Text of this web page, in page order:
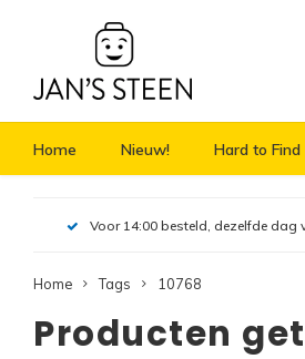
Home Nieuw! Hard to Find
Voor 14:00 besteld, dezelfde dag
Home Tags 10768
Producten